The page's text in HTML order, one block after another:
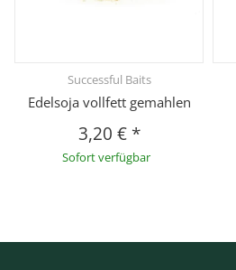
Successful Baits
Edelsoja vollfett gemahlen
3,20 € *
Sofort verfügbar